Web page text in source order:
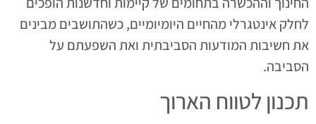
לחלק אינטגרלי מהחיים היומיומיים, כשהתושבים מבינים
את חשיבות המודעות הסביבתית ואת השפעתם על
הסביבה.
תכנון לטווח הארוך